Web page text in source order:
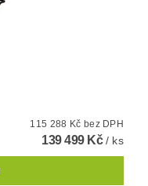
115 288 Kč bez DPH
139 499 Kč/ ks